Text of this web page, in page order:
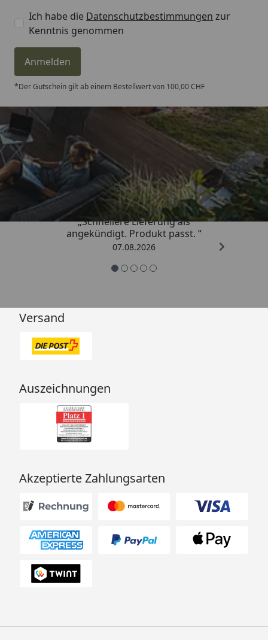
Ich habe die Datenschutzbestimmungen zur
Kenntnis genommen
Anmelden
*Der Gutschein gilt ab einem Bestellwert von 100,00 CHF
Trusted Shops
4,81/ 5
„Schnellere Lieferung als
angekündigt. Produkt passt. “
07.08.2026
Versand
Auszeichnungen
Akzeptierte Zahlungsarten